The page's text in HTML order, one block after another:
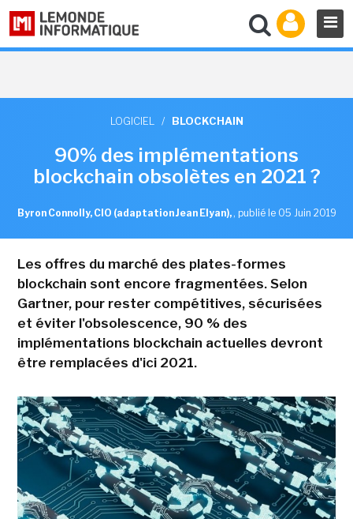
LOGICIEL / BLOCKCHAIN
90% des implémentations
blockchain obsolètes en 2021 ?
Byron Connolly, CIO (adaptation Jean Elyan), , publié le 05 Juin 2019
Les offres du marché des plates-formes
blockchain sont encore fragmentées. Selon
Gartner, pour rester compétitives, sécurisées
et éviter l'obsolescence, 90 % des
implémentations blockchain actuelles devront
être remplacées d'ici 2021.